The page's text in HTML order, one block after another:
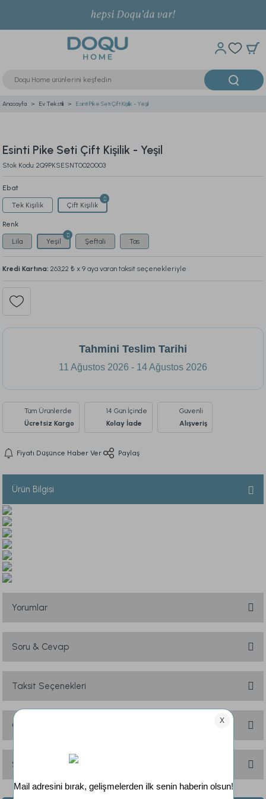
Anasayfa Ev Tekstili Esinti Pike Seti Çift Kişilik - Yeşil
Esinti Pike Seti Çift Kişilik - Yeşil
Stok Kodu: 2Q9PKSESNT0020003
Ebat
Tek Kişilik Çift Kişilik
Renk
Lila Yeşil Şeftali Tas
Kredi Kartına: 263,22 ₺ x 9 aya varan taksit seçenekleriyle
Tahmini Teslim Tarihi
11 Ağustos 2026 - 14 Ağustos 2026
Tüm Ürünlerde
Ücretsiz Kargo
14 Gün İçinde
Kolay İade
Güvenli
Alışveriş
Fiyatı Düşünce Haber Ver Paylaş
Ürün Bilgisi
Yorumlar
Soru & Cevap
Ürün hakkında henüz soru sorulmamış.
Taksit Seçenekleri
Önerileriniz
yetersiz gördüğünüz noktaları öneri formunu kullanarak tarafımıza
iletebilirsiniz.
Görüş ve önerileriniz için teşekkür ederiz.
Sık Sorulan Sorular